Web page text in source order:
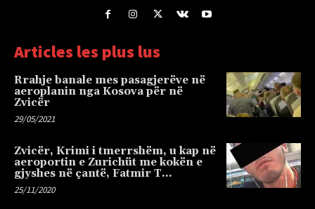
Articles les plus lus
Rrahje banale mes pasagjerëve në
aeroplanin nga Kosova për në
Zvicër
29/05/2021
Zvicër, Krimi i tmerrshëm, u kap në
aeroportin e Zurichüt me kokën e
gjyshes në çantë, Fatmir T…
25/11/2020